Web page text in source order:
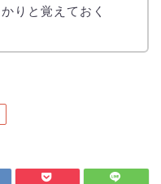
りと覚えておく